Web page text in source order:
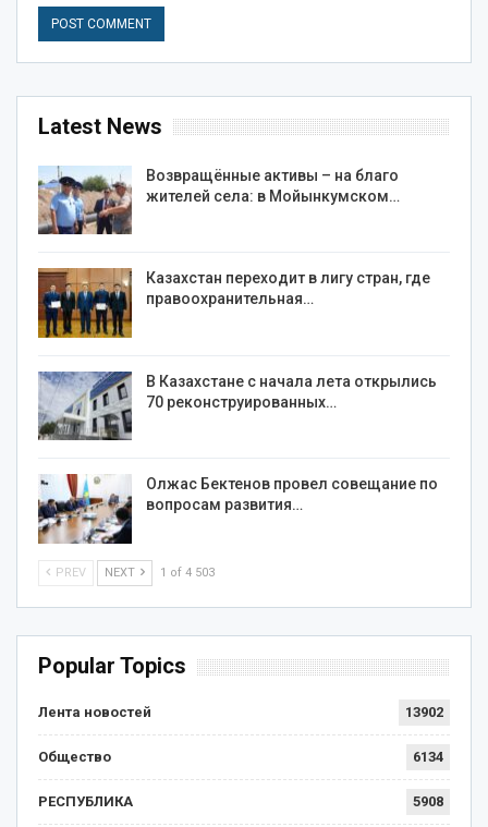
Latest News
Возвращённые активы – на благо
жителей села: в Мойынкумском…
Казахстан переходит в лигу стран, где
правоохранительная…
В Казахстане с начала лета открылись
70 реконструированных…
Олжас Бектенов провел совещание по
вопросам развития…
PREV NEXT 1 of 4 503
Popular Topics
Лента новостей 13902
Общество 6134
РЕСПУБЛИКА 5908